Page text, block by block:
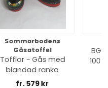
Sommarbodens
Gåsatoffel
Tofflor - Gås med
blandad ranka
fr. 579 kr